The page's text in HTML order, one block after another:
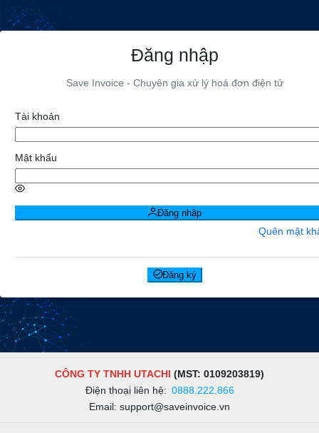
Đăng nhập
Save Invoice - Chuyên gia xử lý hoá đơn điện tử
Tài khoản
Mật khẩu
Đăng nhập
Quên mật
Đăng ký
CÔNG TY TNHH UTACHI (MST: 0109203819)
Điện thoại liên hệ: 0888.222.866
Email: support@saveinvoice.vn